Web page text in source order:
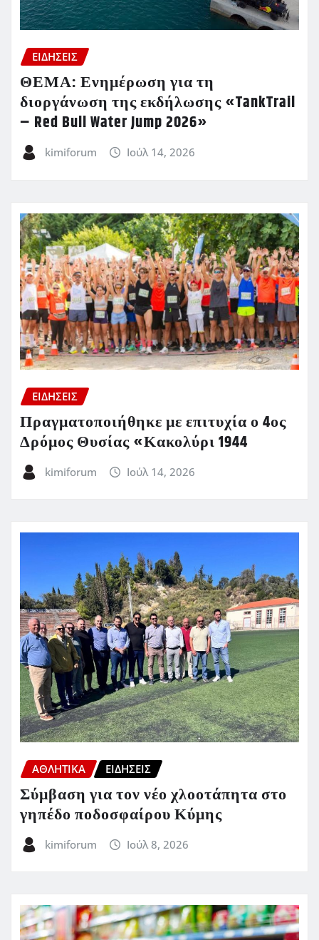
ΕΙΔΗΣΕΙΣ
ΘΕΜΑ: Ενημέρωση για τη
διοργάνωση της εκδήλωσης «TankTrail
– Red Bull Water Jump 2026»
kimiforum Ιούλ 14, 2026
ΕΙΔΗΣΕΙΣ
Πραγματοποιήθηκε με επιτυχία ο 4ος
Δρόμος Θυσίας «Κακολύρι 1944
kimiforum Ιούλ 14, 2026
ΑΘΛΗΤΙΚΑ ΕΙΔΗΣΕΙΣ
Σύμβαση για τον νέο χλοοτάπητα στο
γηπέδο ποδοσφαίρου Κύμης
kimiforum Ιούλ 8, 2026